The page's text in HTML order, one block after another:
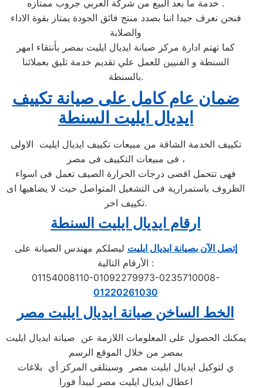
خدمة ما بعد البيع من شركة العربي جروب ممتازه .
فنحن نعرف جيدا اننا بصدد منتج فائق الجودة يمتاز بقوة الاداء
والصلابة
كما تهتم ادارة مركز صيانة ايديال ايليت بمصر بأنتقاء امهر
السنطة و الفنيين للعمل علي تقديم خدمة تليق بعملائنا
بالسنطة.
ضمان عام كامل على صيانة تكييف
ايديال ايليت السنطة
تكييف الخدمة الشاقة من مبيعات تكييف ايديال ايليت الاولى
فى مبيعات التكييف فى مصر ،
فهى تتحمل اقصى درجات الحرارة الصيف تعمل فى اسواء
الظروف باستمرارية فى التشغيل المتواصل حيث لا يضاهيها اى
تكييف اخر.
ارقام ايديال ايليت السنطة
إتصل الآن بصيانة ايديال ايليت ليصلكم مهندس الصيانة على
الأرقام التالية :
01154008110-01092279973-0235710008-
01220261030
الخط الساخن صيانة ايديال ايليت مصر
يمكنك الحصول على المعلومات اللازمة عن صيانة ايديال ايليت
بمصر من خلال الموقع الرسم
ي لتوكيل ايديال ايليت مصر وسيتلقى المركز أي بلاغات
اعطال ايديال ايليت مصر ليبدأ فورا